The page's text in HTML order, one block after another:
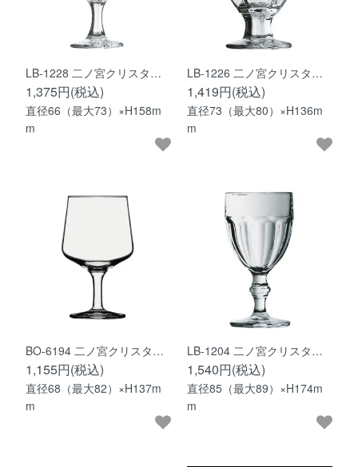
LB-1228 二ノ宮クリスタ…
1,375円(税込)
直径66（最大73）×H158m
m
LB-1226 二ノ宮クリスタ…
1,419円(税込)
直径73（最大80）×H136m
m
BO-6194 二ノ宮クリスタ…
1,155円(税込)
直径68（最大82）×H137m
m
LB-1204 二ノ宮クリスタ…
1,540円(税込)
直径85（最大89）×H174m
m